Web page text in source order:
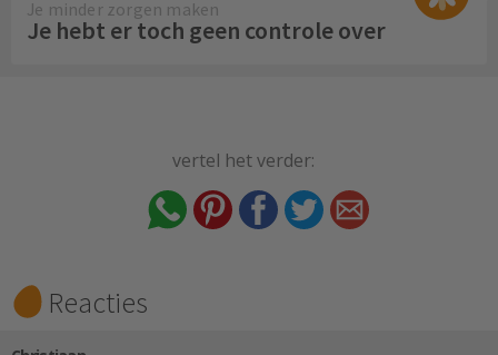
Je minder zorgen maken
Je hebt er toch geen controle over
vertel het verder:
Reacties